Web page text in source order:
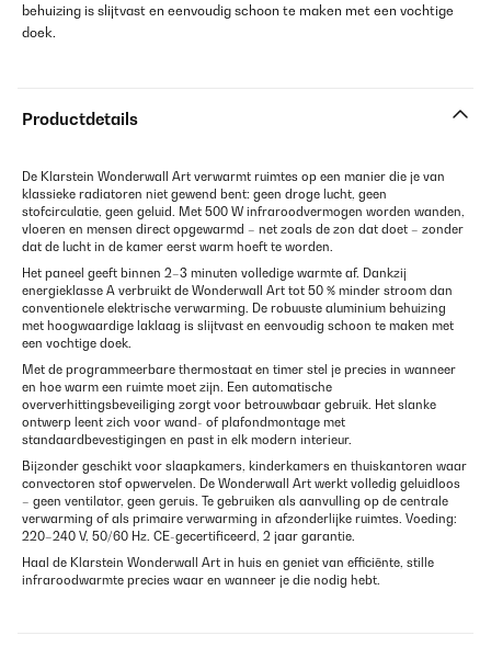
behuizing is slijtvast en eenvoudig schoon te maken met een vochtige
doek.
Productdetails
De Klarstein Wonderwall Art verwarmt ruimtes op een manier die je van
klassieke radiatoren niet gewend bent: geen droge lucht, geen
stofcirculatie, geen geluid. Met 500 W infraroodvermogen worden wanden,
vloeren en mensen direct opgewarmd – net zoals de zon dat doet – zonder
dat de lucht in de kamer eerst warm hoeft te worden.
Het paneel geeft binnen 2–3 minuten volledige warmte af. Dankzij
energieklasse A verbruikt de Wonderwall Art tot 50 % minder stroom dan
conventionele elektrische verwarming. De robuuste aluminium behuizing
met hoogwaardige laklaag is slijtvast en eenvoudig schoon te maken met
een vochtige doek.
Met de programmeerbare thermostaat en timer stel je precies in wanneer
en hoe warm een ruimte moet zijn. Een automatische
oververhittingsbeveiliging zorgt voor betrouwbaar gebruik. Het slanke
ontwerp leent zich voor wand- of plafondmontage met
standaardbevestigingen en past in elk modern interieur.
Bijzonder geschikt voor slaapkamers, kinderkamers en thuiskantoren waar
convectoren stof opwervelen. De Wonderwall Art werkt volledig geluidloos
– geen ventilator, geen geruis. Te gebruiken als aanvulling op de centrale
verwarming of als primaire verwarming in afzonderlijke ruimtes. Voeding:
220–240 V, 50/60 Hz. CE-gecertificeerd, 2 jaar garantie.
Haal de Klarstein Wonderwall Art in huis en geniet van efficiënte, stille
infraroodwarmte precies waar en wanneer je die nodig hebt.